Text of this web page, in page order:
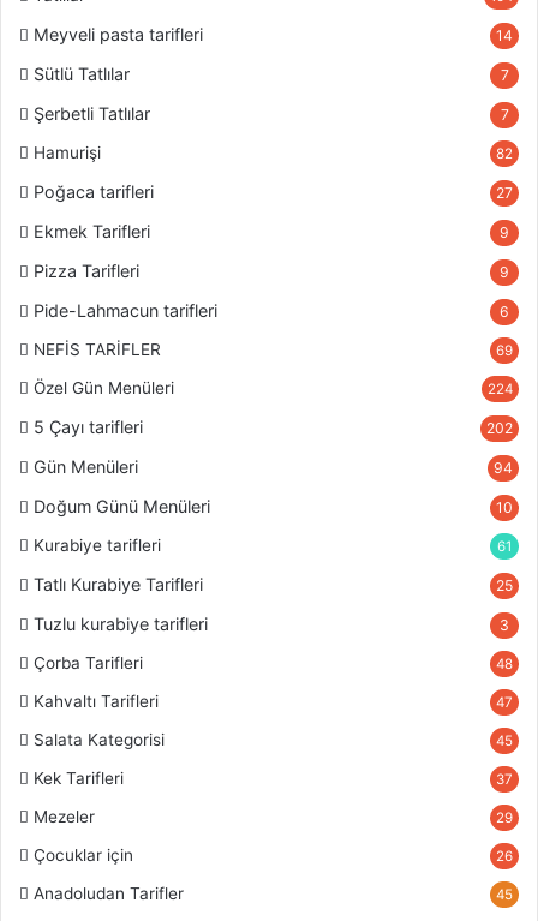
Malzemelerimiz rengini değiştirince istediğiniz makarnayı
ekleyip üstünü geçecek kadar sıcak su koyup pişirmeye
Pişen makarnalarımızın üzerine rendelediğimiz peynirleri
koyalım. Eridikten sonra karıştıralım.
Son olarak maydanozları ekleyelim. (istediğiniz herhangi
bir yeşillikte olabilir. Ve makarnamız servise hazır.
Tüm ana yemekler için
Birbirinden güzel salata tarifleri için
Yazarımızın sayfasından tarif videosu için
Meyveli pasta tarifleri 14
Sütlü Tatlılar 7
Şerbetli Tatlılar 7
Hamurişi 82
Poğaca tarifleri 27
Ekmek Tarifleri 9
Pizza Tarifleri 9
Pide-Lahmacun tarifleri 6
NEFİS TARİFLER 69
Özel Gün Menüleri 224
5 Çayı tarifleri 202
Gün Menüleri 94
Doğum Günü Menüleri 10
Kurabiye tarifleri 61
Tatlı Kurabiye Tarifleri 25
Tuzlu kurabiye tarifleri 3
Çorba Tarifleri 48
Kahvaltı Tarifleri 47
Salata Kategorisi 45
Kek Tarifleri 37
Mezeler 29
Çocuklar için 26
Anadoludan Tarifler 45